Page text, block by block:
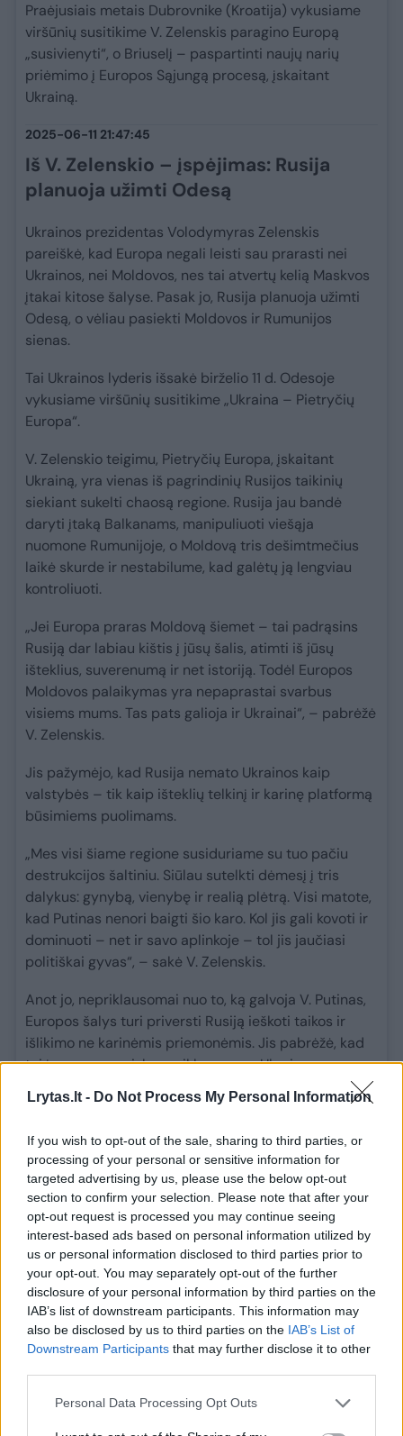
Lrytas.lt - Do Not Process My Personal Information
If you wish to opt-out of the sale, sharing to third parties, or
processing of your personal or sensitive information for
targeted advertising by us, please use the below opt-out
section to confirm your selection. Please note that after your
opt-out request is processed you may continue seeing
interest-based ads based on personal information utilized by
us or personal information disclosed to third parties prior to
your opt-out. You may separately opt-out of the further
disclosure of your personal information by third parties on the
IAB’s list of downstream participants. This information may
also be disclosed by us to third parties on the IAB’s List of
Downstream Participants that may further disclose it to other
Personal Data Processing Opt Outs
Praėjusiais metais Dubrovnike (Kroatija) vykusiame
viršūnių susitikime V. Zelenskis paragino Europą
„susivienyti“, o Briuselį – paspartinti naujų narių
priėmimo į Europos Sąjungą procesą, įskaitant
Ukrainą.
2025-06-11 21:47:45
Iš V. Zelenskio – įspėjimas: Rusija
planuoja užimti Odesą
Ukrainos prezidentas Volodymyras Zelenskis
pareiškė, kad Europa negali leisti sau prarasti nei
Ukrainos, nei Moldovos, nes tai atvertų kelią Maskvos
įtakai kitose šalyse. Pasak jo, Rusija planuoja užimti
Odesą, o vėliau pasiekti Moldovos ir Rumunijos
sienas.
Tai Ukrainos lyderis išsakė birželio 11 d. Odesoje
vykusiame viršūnių susitikime „Ukraina – Pietryčių
Europa“.
V. Zelenskio teigimu, Pietryčių Europa, įskaitant
Ukrainą, yra vienas iš pagrindinių Rusijos taikinių
siekiant sukelti chaosą regione. Rusija jau bandė
daryti įtaką Balkanams, manipuliuoti viešąja
nuomone Rumunijoje, o Moldovą tris dešimtmečius
laikė skurde ir nestabilume, kad galėtų ją lengviau
kontroliuoti.
„Jei Europa praras Moldovą šiemet – tai padrąsins
Rusiją dar labiau kištis į jūsų šalis, atimti iš jūsų
išteklius, suverenumą ir net istoriją. Todėl Europos
Moldovos palaikymas yra nepaprastai svarbus
visiems mums. Tas pats galioja ir Ukrainai“, – pabrėžė
V. Zelenskis.
Jis pažymėjo, kad Rusija nemato Ukrainos kaip
valstybės – tik kaip išteklių telkinį ir karinę platformą
būsimiems puolimams.
„Mes visi šiame regione susiduriame su tuo pačiu
destrukcijos šaltiniu. Siūlau sutelkti dėmesį į tris
dalykus: gynybą, vienybę ir realią plėtrą. Visi matote,
kad Putinas nenori baigti šio karo. Kol jis gali kovoti ir
dominuoti – net ir savo aplinkoje – tol jis jaučiasi
politiškai gyvas“, – sakė V. Zelenskis.
Anot jo, nepriklausomai nuo to, ką galvoja V. Putinas,
Europos šalys turi priversti Rusiją ieškoti taikos ir
išlikimo ne karinėmis priemonėmis. Jis pabrėžė, kad
tai įmanoma – viskas priklauso nuo Ukrainos
apsaugotume miestus ir kaimus nuo Rusijos atakų ir
priverstume ją pajusti tikrąją karo kainą savo
teritorijoje. Oro gynybos sistemos ir dronai yra
raktiniai. Taip pat svarbios sankcijos. Jūsų parama
bendroms Europos sankcijoms – gyvybiškai svarbi“,
– pabrėžė prezidentas.
V. Zelenskis pridūrė, kad Ukrainai ypač reikia
stipresnės paramos dėl Rusijos naftos tanklaivių ir
finansinio sektoriaus. Jo teigimu, naftos kainų
viršutinė riba turėtų būti dar mažesnė.
„45 doleriai už barelį – geriau nei 60, bet tikras taikos
kelias prasidės esant 30 dolerių ribai. Tai būtų